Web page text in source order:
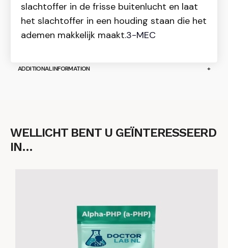
slachtoffer in de frisse buitenlucht en laat
het slachtoffer in een houding staan die het
ademen makkelijk maakt.3-MEC
ADDITIONAL INFORMATION
WELLICHT BENT U GEÏNTERESSEERD
IN…